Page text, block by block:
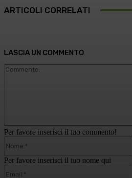
ARTICOLI CORRELATI
LASCIA UN COMMENTO
Per favore inserisci il tuo commento!
Per favore inserisci il tuo nome qui